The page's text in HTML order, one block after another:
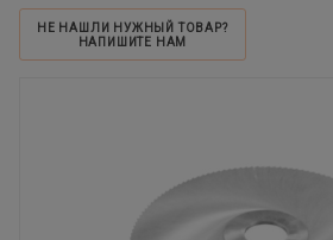
НЕ НАШЛИ НУЖНЫЙ ТОВАР?
НАПИШИТЕ НАМ